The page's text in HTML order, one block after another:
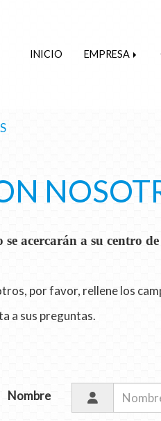
INICIO EMPRESA
se acercarán a su centro
por favor, rellene los
a sus preguntas.
Nombre